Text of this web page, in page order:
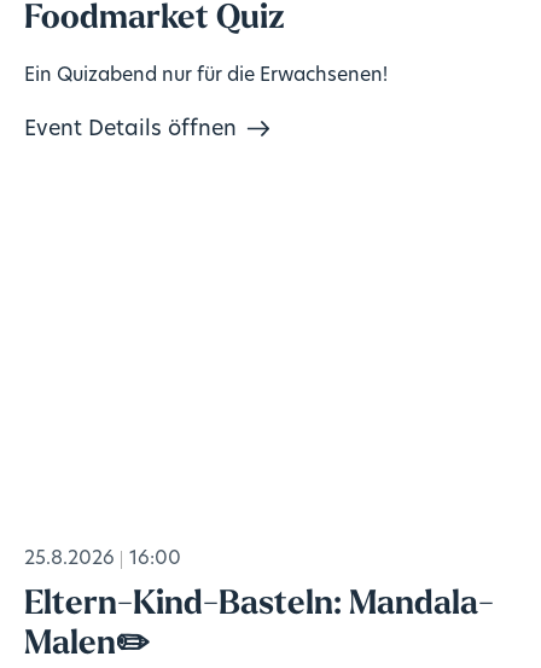
Foodmarket Quiz
Ein Quizabend nur für die Erwachsenen!
Event Details öffnen
25.8.2026 16:00
Eltern-Kind-Basteln: Mandala-
Malen✏️